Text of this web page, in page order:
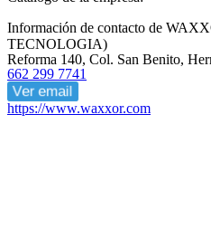
Información de contacto de
TECNOLOGIA)
Reforma 140, Col. San Benito,
662 299 7741
Ver email
https://www.waxxor.com